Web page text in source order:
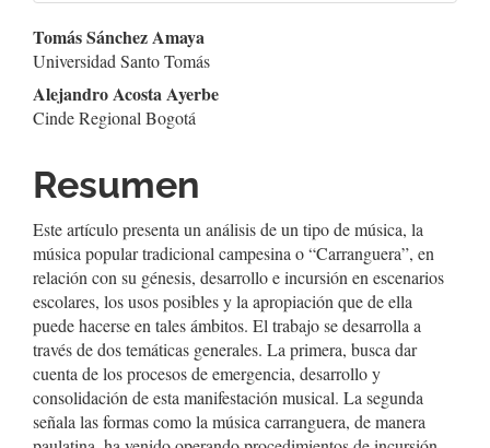
Contenido
principal
del
artículo
Tomás Sánchez Amaya
Universidad Santo Tomás
Alejandro Acosta Ayerbe
Cinde Regional Bogotá
Resumen
Este artículo presenta un análisis de un tipo de música, la
música popular tradicional campesina o “Carranguera”, en
relación con su génesis, desarrollo e incursión en escenarios
escolares, los usos posibles y la apropiación que de ella
puede hacerse en tales ámbitos. El trabajo se desarrolla a
través de dos temáticas generales. La primera, busca dar
cuenta de los procesos de emergencia, desarrollo y
consolidación de esta manifestación musical. La segunda
señala las formas como la música carranguera, de manera